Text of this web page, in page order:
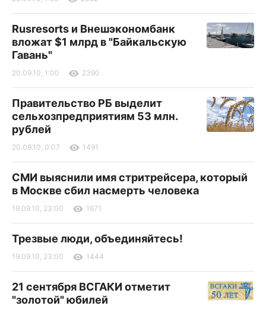
Rusresorts и Внешэкономбанк
вложат $1 млрд в "Байкальскую
Гавань"
20.09.10, 1:00 2390
Правительство РБ выделит
сельхозпредприятиям 53 млн.
рублей
20.09.10, 0:07 1491
СМИ выяснили имя стритрейсера, который
в Москве сбил насмерть человека
19.09.10, 23:00 1671
Трезвые люди, объединяйтесь!
19.09.10, 23:00 1444
21 сентября ВСГАКИ отметит
"золотой" юбилей